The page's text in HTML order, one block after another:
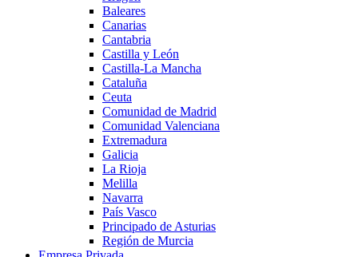
Baleares
Canarias
Cantabria
Castilla y León
Castilla-La Mancha
Cataluña
Ceuta
Comunidad de Madrid
Comunidad Valenciana
Extremadura
Galicia
La Rioja
Melilla
Navarra
País Vasco
Principado de Asturias
Región de Murcia